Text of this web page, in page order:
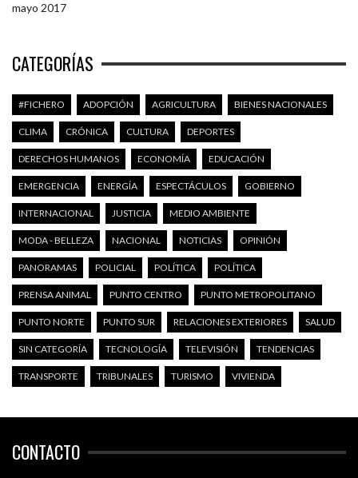
mayo 2017
CATEGORÍAS
#FICHERO ADOPCIÓN AGRICULTURA BIENES NACIONALES
CLIMA CRÓNICA CULTURA DEPORTES
DERECHOS HUMANOS ECONOMÍA EDUCACIÓN
EMERGENCIA ENERGÍA ESPECTÁCULOS GOBIERNO
INTERNACIONAL JUSTICIA MEDIO AMBIENTE
MODA - BELLEZA NACIONAL NOTICIAS OPINIÓN
PANORAMAS POLICIAL POLÍTICA POLÍTICA
PRENSA ANIMAL PUNTO CENTRO PUNTO METROPOLITANO
PUNTO NORTE PUNTO SUR RELACIONES EXTERIORES SALUD
SIN CATEGORÍA TECNOLOGÍA TELEVISIÓN TENDENCIAS
TRANSPORTE TRIBUNALES TURISMO VIVIENDA
CONTACTO